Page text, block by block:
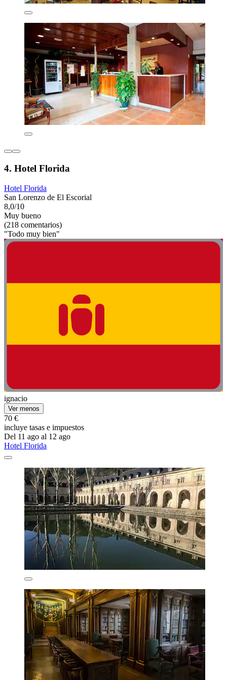
4. Hotel Florida
Hotel Florida
San Lorenzo de El Escorial
8,0/10
Muy bueno
(218 comentarios)
"Todo muy bien"
ignacio
Ver menos
70 €
incluye tasas e impuestos
Del 11 ago al 12 ago
Hotel Florida